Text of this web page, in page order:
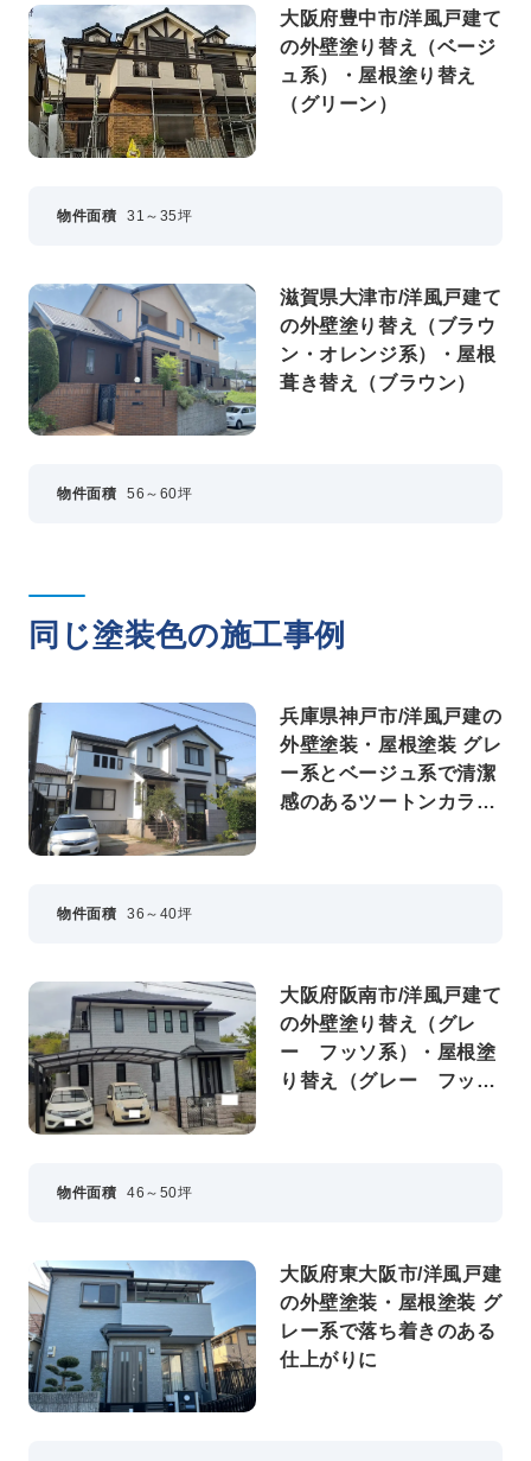
大阪府豊中市/洋風戸建て
の外壁塗り替え（ベージ
ュ系）・屋根塗り替え
（グリーン）
物件面積 31～35坪
滋賀県大津市/洋風戸建て
の外壁塗り替え（ブラウ
ン・オレンジ系）・屋根
葺き替え（ブラウン）
物件面積 56～60坪
同じ塗装色の施工事例
兵庫県神戸市/洋風戸建の
外壁塗装・屋根塗装 グレ
ー系とベージュ系で清潔
感のあるツートンカラー
物件面積 36～40坪
大阪府阪南市/洋風戸建て
の外壁塗り替え（グレ
ー フッソ系）・屋根塗
り替え（グレー フッソ
物件面積 46～50坪
大阪府東大阪市/洋風戸建
の外壁塗装・屋根塗装 グ
レー系で落ち着きのある
仕上がりに